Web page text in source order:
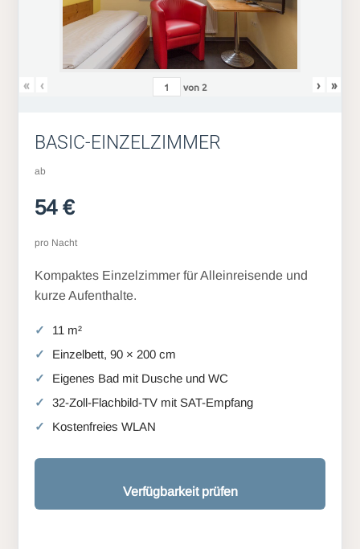
« ‹ von 2 › »
BASIC-EINZELZIMMER
ab
54 €
pro Nacht
Kompaktes Einzelzimmer für Alleinreisende und
kurze Aufenthalte.
11 m²
Einzelbett, 90 × 200 cm
Eigenes Bad mit Dusche und WC
32-Zoll-Flachbild-TV mit SAT-Empfang
Kostenfreies WLAN
Verfügbarkeit prüfen